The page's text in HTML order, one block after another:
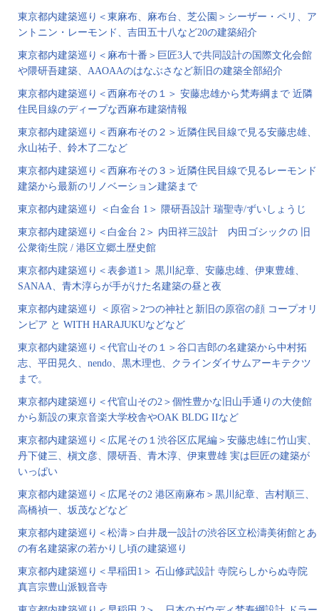
東京都内建築巡り＜東麻布、麻布台、芝公園＞シーザー・ペリ、ア
ントニン・レーモンド、吉田五十八など20の建築紹介
東京都内建築巡り＜麻布十番＞巨匠3人で共同設計の国際文化会館
や隈研吾建築、AAOAAのはなぶさなど新旧の建築全部紹介
東京都内建築巡り＜西麻布その１＞ 安藤忠雄から梵寿綱まで 近隣
住民目線のディープな西麻布建築情報
東京都内建築巡り＜西麻布その２＞近隣住民目線で見る安藤忠雄、
永山祐子、鈴木了二など
東京都内建築巡り＜西麻布その３＞近隣住民目線で見るレーモンド
建築から最新のリノベーション建築まで
東京都内建築巡り ＜白金台 1＞ 隈研吾設計 瑞聖寺/ずいしょうじ
東京都内建築巡り＜白金台 2＞ 内田祥三設計 内田ゴシックの 旧
公衆衛生院 / 港区立郷土歴史館
東京都内建築巡り＜表参道1＞ 黒川紀章、安藤忠雄、伊東豊雄、
SANAA、青木淳らが手がけた名建築の昼と夜
東京都内建築巡り ＜原宿＞2つの神社と新旧の原宿の顔 コープオリ
ンピア と WITH HARAJUKUなどなど
東京都内建築巡り＜代官山その１＞谷口吉郎の名建築から中村拓
志、平田晃久、nendo、黒木理也、クラインダイサムアーキテクツ
まで。
東京都内建築巡り＜代官山その2＞個性豊かな旧山手通りの大使館
から新設の東京音楽大学校舎やOAK BLDG IIなど
東京都内建築巡り＜広尾その１渋谷区広尾編＞安藤忠雄に竹山実、
丹下健三、槇文彦、隈研吾、青木淳、伊東豊雄 実は巨匠の建築が
いっぱい
東京都内建築巡り＜広尾その2 港区南麻布＞黒川紀章、吉村順三、
高橋禎一、坂茂などなど
東京都内建築巡り＜松濤＞白井晟一設計の渋谷区立松濤美術館とあ
の有名建築家の若かりし頃の建築巡り
東京都内建築巡り＜早稲田1＞ 石山修武設計 寺院らしからぬ寺院
真言宗豊山派観音寺